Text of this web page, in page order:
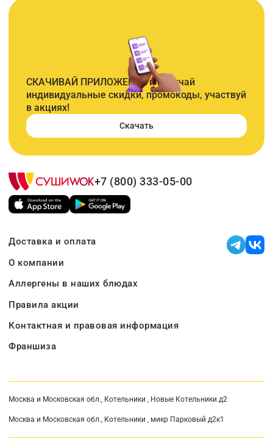
СКАЧИВАЙ ПРИЛОЖЕНИЕ и получай
индивидуальные скидки, промокоды, участвуй
в акциях!
Скачать
+7 (800) 333-05-00
Доставка и оплата
О компании
Аллергены в наших блюдах
Правила акции
Контактная и правовая информация
Франшиза
Москва и Московская обл., Котельники , Новые Котельники д2
Москва и Московская обл., Котельники , микр Парковый д2к1